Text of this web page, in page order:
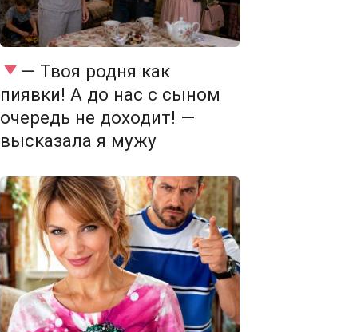
— Твоя родня как
пиявки! А до нас с сыном
очередь не доходит! —
высказала я мужу